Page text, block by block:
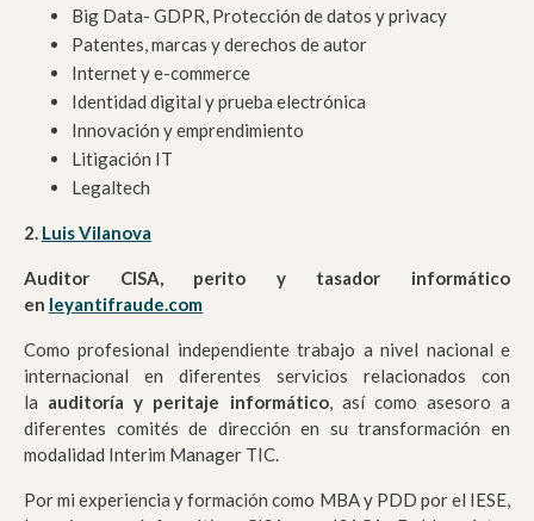
Big Data- GDPR, Protección de datos y privacy
Patentes, marcas y derechos de autor
Internet y e-commerce
Identidad digital y prueba electrónica
Innovación y emprendimiento
Litigación IT
Legaltech
2. Luis Vilanova
Auditor CISA, perito y tasador informático
en leyantifraude.com
Como profesional independiente trabajo a nivel nacional e
internacional en diferentes servicios relacionados con
la auditoría y peritaje informático, así como asesoro a
diferentes comités de dirección en su transformación en
modalidad Interim Manager TIC.
Por mi experiencia y formación como MBA y PDD por el IESE,